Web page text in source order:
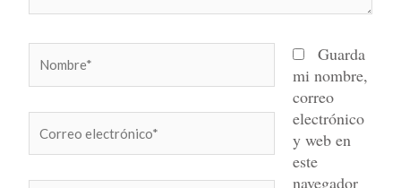
electrónico*
Guarda
mi nombre,
correo
electrónico
y web en
este
navegador